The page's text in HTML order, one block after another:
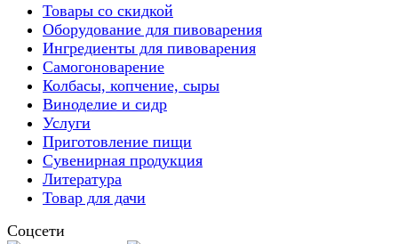
Товары со скидкой
Оборудование для пивоварения
Ингредиенты для пивоварения
Самогоноварение
Колбасы, копчение, сыры
Виноделие и сидр
Услуги
Приготовление пищи
Сувенирная продукция
Литература
Товар для дачи
Соцсети